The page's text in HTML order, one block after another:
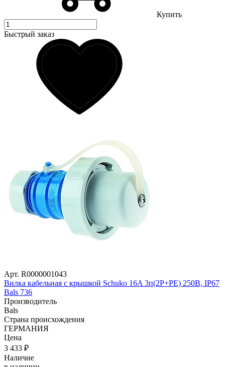
Купить
Быстрый заказ
Арт. R0000001043
Вилка кабельная с крышкой Schuko 16A 3п(2P+PE) 250В, IP67
Bals 736
Производитель
Bals
Страна происхождения
ГЕРМАНИЯ
Цена
3 433 ₽
Наличие